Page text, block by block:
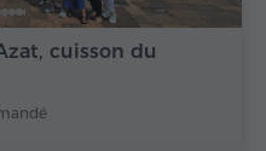
cuisson du